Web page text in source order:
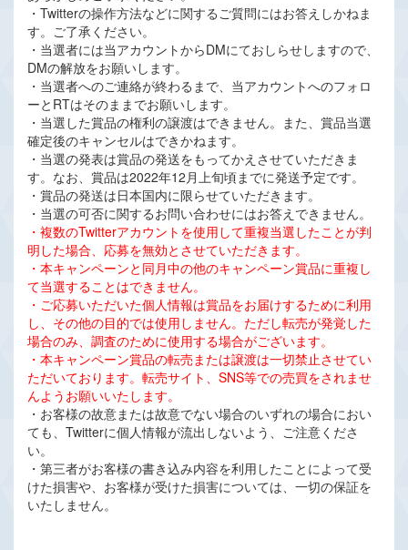
・Twitterの操作方法などに関するご質問にはお答えしかねま
す。ご了承ください。
・当選者には当アカウントからDMにておしらせしますので、
DMの解放をお願いします。
・当選者へのご連絡が終わるまで、当アカウントへのフォロ
ーとRTはそのままでお願いします。
・当選した賞品の権利の譲渡はできません。また、賞品当選
確定後のキャンセルはできかねます。
・当選の発表は賞品の発送をもってかえさせていただきま
す。なお、賞品は2022年12月上旬頃までに発送予定です。
・賞品の発送は日本国内に限らせていただきます。
・当選の可否に関するお問い合わせにはお答えできません。
・複数のTwitterアカウントを使用して重複当選したことが判
明した場合、応募を無効とさせていただきます。
・本キャンペーンと同月中の他のキャンペーン賞品に重複し
て当選することはできません。
・ご応募いただいた個人情報は賞品をお届けするために利用
し、その他の目的では使用しません。ただし転売が発覚した
場合のみ、調査のために使用する場合がございます。
・本キャンペーン賞品の転売または譲渡は一切禁止させてい
ただいております。転売サイト、SNS等での売買をされませ
んようお願いいたします。
・お客様の故意または故意でない場合のいずれの場合におい
ても、Twitterに個人情報が流出しないよう、ご注意くださ
い。
・第三者がお客様の書き込み内容を利用したことによって受
けた損害や、お客様が受けた損害については、一切の保証を
いたしません。